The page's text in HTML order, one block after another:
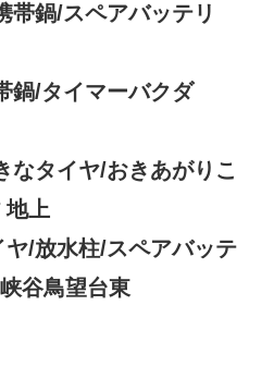
帯鍋/スペアバッテリ
鍋/タイマーバクダ
なタイヤ/おきあがりこ
上
ヤ/放水柱/スペアバッテ
谷鳥望台東